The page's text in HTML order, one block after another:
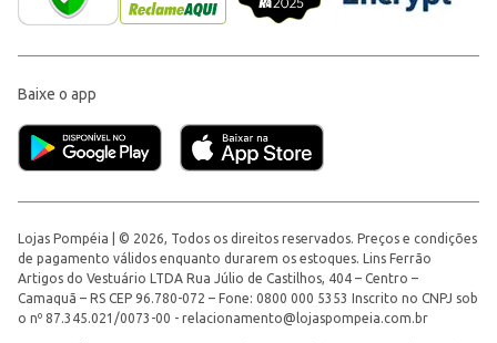
Baixe o app
Lojas Pompéia | © 2026, Todos os direitos reservados. Preços e condições
de pagamento válidos enquanto durarem os estoques. Lins Ferrão
Artigos do Vestuário LTDA Rua Júlio de Castilhos, 404 – Centro –
Camaquã – RS CEP 96.780-072 – Fone: 0800 000 5353 Inscrito no CNPJ sob
o nº 87.345.021/0073-00 - relacionamento@lojaspompeia.com.br